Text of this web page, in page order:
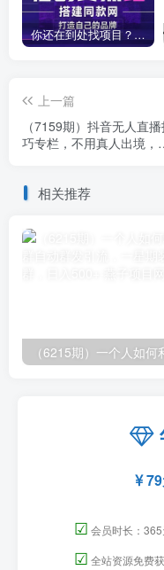
你还在到处找项目？还在当韭菜？我靠卖项目一个月收入5万+，曾经我也是个失败者。
上一篇
（7159期）抖音无人直
巧专栏，不用真人出境，
相关推荐
79
☑ 会员时长：365
☑ 全站资源免费